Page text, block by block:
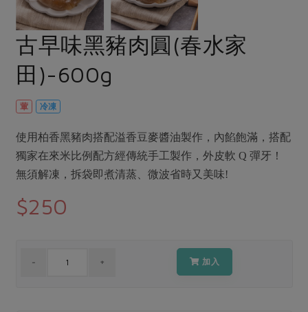
美妝保養 個人清潔
家庭清潔 織品
日用品 圖書禮品
防災用品
最新產品
優惠專區
主題食譜
異國料理
年菜食譜
養身食補
高麗菜海鮮煎餅
2024農業發展計畫年度報告
更多議題活動
把最好的台灣味帶回家！
生活者e週報
綠主張月刊
典藏閱覽室
社務專區
選舉專區
最新消息
媒體報導
下載專區
地區活動
社務會議
古早味黑豬肉圓(春水家
田)-600g
葷 冷凍
使用柏香黑豬肉搭配溢香豆麥醬油製作，內餡飽滿，搭配
獨家在來米比例配方經傳統手工製作，外皮軟 Q 彈牙！
無須解凍，拆袋即煮清蒸、微波省時又美味!
$250
加入